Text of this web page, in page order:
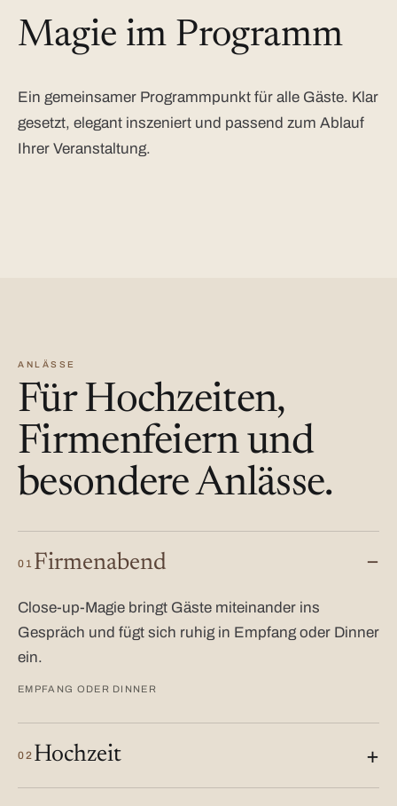
Magie im Programm
Ein gemeinsamer Programmpunkt für alle Gäste. Klar
gesetzt, elegant inszeniert und passend zum Ablauf
Ihrer Veranstaltung.
ANLÄSSE
Für Hochzeiten,
Firmenfeiern und
besondere Anlässe.
01 Firmenabend
Close-up-Magie bringt Gäste miteinander ins
Gespräch und fügt sich ruhig in Empfang oder Dinner
ein.
EMPFANG ODER DINNER
02 Hochzeit